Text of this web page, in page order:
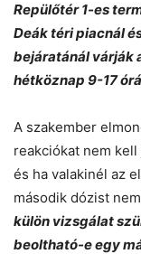
Repülőtér 1-es
Deák téri piacnál
bejáratánál várják
hétköznap 9-17
A szakember
reakciókat nem
és ha valakinél az
második dózist
külön vizsgálat
beoltható-e egy